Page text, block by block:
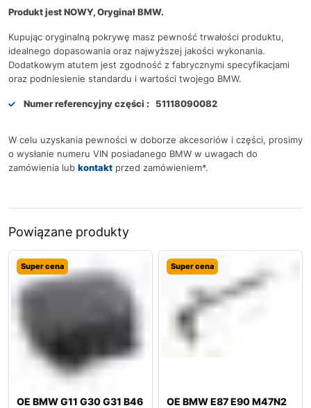
Produkt jest NOWY, Oryginał BMW.
Kupując oryginalną pokrywę masz pewność trwałości produktu,
idealnego dopasowania oraz najwyższej jakości wykonania.
Dodatkowym atutem jest zgodność z fabrycznymi specyfikacjami
oraz podniesienie standardu i wartości twojego BMW.
Numer referencyjny części : 51118090082
W celu uzyskania pewności w doborze akcesoriów i części, prosimy
o wysłanie numeru VIN posiadanego BMW w uwagach do
zamówienia lub kontakt przed zamówieniem*.
Powiązane produkty
Super cena
OE BMW G11 G30 G31 B46
Super cena
OE BMW E87 E90 M47N2